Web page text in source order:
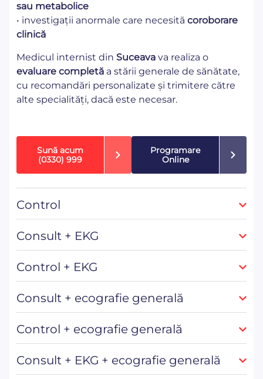
sau metabolice
• investigații anormale care necesită coroborare
clinică
Medicul internist din Suceava va realiza o
evaluare completă a stării generale de sănătate,
cu recomandări personalizate și trimitere către
alte specialități, dacă este necesar.
Sună acum
(0330) 999
Programare
Online
Control
Consult + EKG
Control + EKG
Consult + ecografie generală
Control + ecografie generală
Consult + EKG + ecografie generală